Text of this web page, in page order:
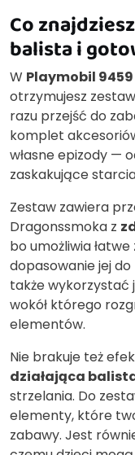
Co
balista i
W Playmobil 9459
otrzymujesz
razu przejść do
komplet
własne epizody —
zaskakujące
Zestaw zawiera
Dragonssmoka z
bo umożliwia
dopasowanie jej
także wykorzystać
wokół którego
elementów.
Nie brakuje też
działająca
strzelania. Do
elementy, które
zabawy. Jest